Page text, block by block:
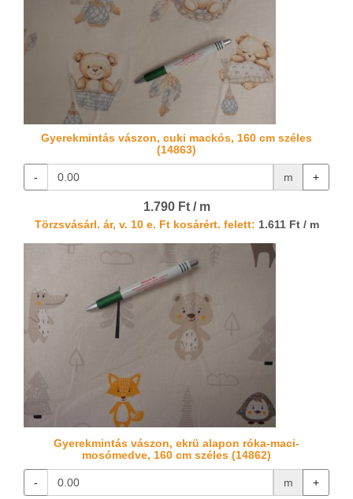
Gyerekmintás vászon, cuki mackós, 160 cm széles
(14863)
- m +
1.790 Ft / m
Törzsvásárl. ár, v. 10 e. Ft kosárért. felett: 1.611 Ft / m
Gyerekmintás vászon, ekrü alapon róka-maci-
mosómedve, 160 cm széles (14862)
- m +